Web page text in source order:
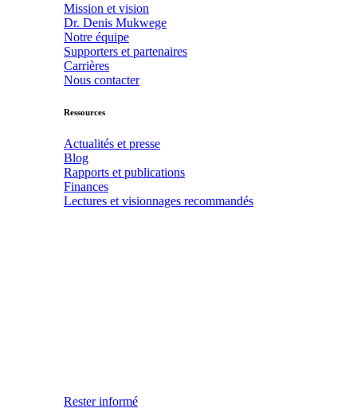
Mission et vision
Dr. Denis Mukwege
Notre équipe
Supporters et partenaires
Carrières
Nous contacter
Ressources
Actualités et presse
Blog
Rapports et publications
Finances
Lectures et visionnages recommandés
Rester informé